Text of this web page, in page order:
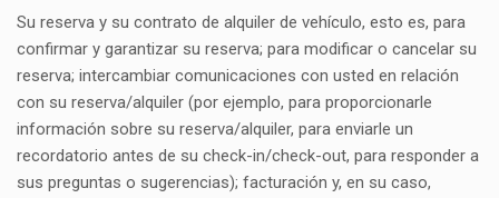
Su reserva y su contrato de alquiler de vehículo, esto es, para
confirmar y garantizar su reserva; para modificar o cancelar su
reserva; intercambiar comunicaciones con usted en relación
con su reserva/alquiler (por ejemplo, para proporcionarle
información sobre su reserva/alquiler, para enviarle un
recordatorio antes de su check-in/check-out, para responder a
sus preguntas o sugerencias); facturación y, en su caso,